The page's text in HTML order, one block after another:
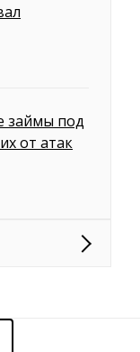
займы под
от атак